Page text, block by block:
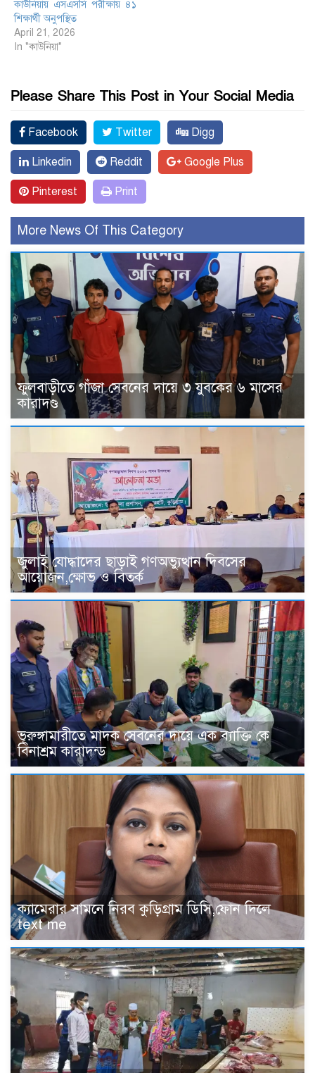
কাউনিয়ায় এসএসসি পরীক্ষায় ৪১
শিক্ষার্থী অনুপস্থিত
April 21, 2026
In "কাউনিয়া"
Please Share This Post in Your Social Media
Facebook Twitter Digg
Linkedin Reddit Google Plus
Pinterest Print
More News Of This Category
ফুলবাড়ীতে গাঁজা সেবনের দায়ে ৩ যুবকের ৬ মাসের
কারাদণ্ড
জুলাই যোদ্ধাদের ছাড়াই গণঅভ্যুত্থান দিবসের
আয়োজন,ক্ষোভ ও বিতর্ক
ভূরুঙ্গামারীতে মাদক সেবনের দায়ে এক ব্যাক্তি কে
বিনাশ্রম কারাদন্ড
‎ক্যামেরার সামনে নিরব কুড়িগ্রাম ডিসি,ফোন দিলে
text me